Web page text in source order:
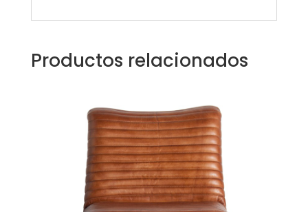
Productos relacionados